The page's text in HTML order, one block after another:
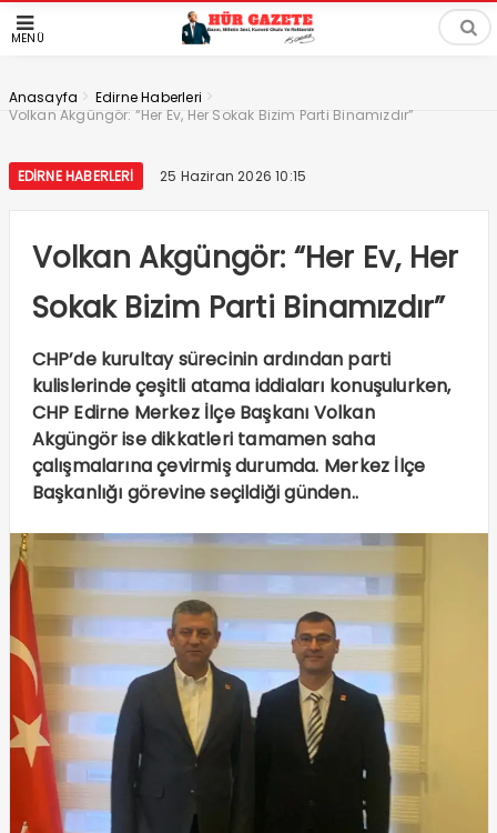
MENÜ
Anasayfa > Edirne Haberleri >
Volkan Akgüngör: “Her Ev, Her Sokak Bizim Parti Binamızdır”
EDIRNE HABERLERI 25 Haziran 2026 10:15
Volkan Akgüngör: “Her Ev, Her
Sokak Bizim Parti Binamızdır”
CHP’de kurultay sürecinin ardından parti
kulislerinde çeşitli atama iddiaları konuşulurken,
CHP Edirne Merkez İlçe Başkanı Volkan
Akgüngör ise dikkatleri tamamen saha
çalışmalarına çevirmiş durumda. Merkez İlçe
Başkanlığı görevine seçildiği günden..